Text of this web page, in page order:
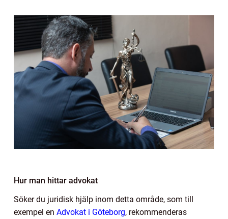
Hur man hittar advokat
Söker du juridisk hjälp inom detta område, som till
exempel en Advokat i Göteborg, rekommenderas